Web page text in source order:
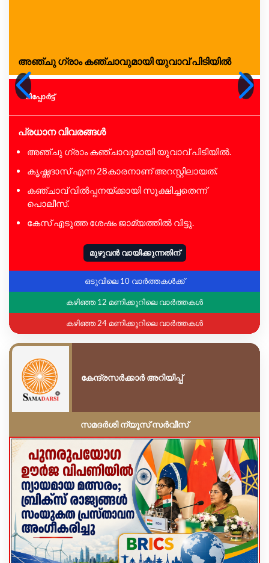
അഞ്ചു ഗ്രാം കഞ്ചാവുമായി യുവാവ് പിടിയിൽ
റിപ്പോര്‍ട്ട്
പ്രധാന വിവരങ്ങൾ
അഞ്ചു ഗ്രാം കഞ്ചാവുമായി യുവാവ് പിടിയിൽ.
കൃഷ്ണദാസ് എന്ന 28കാരനാണ് അറസ്റ്റിലായത്.
കഞ്ചാവ് വിൽപ്പനയ്ക്കായി സൂക്ഷിച്ചതെന്ന്
പൊലീസ്.
കേസ് എടുത്ത ശേഷം ജാമ്യത്തിൽ വിട്ടു.
മുഴുവൻ വായിക്കുന്നതിന്
ഒടുവിലെ 10 വാർത്തകൾക്ക്
കഴിഞ്ഞ 12 മണിക്കൂറിലെ വാർത്തകൾ
കഴിഞ്ഞ 24 മണിക്കൂറിലെ വാർത്തകൾ
കേന്ദ്രസർക്കാർ അറിയിപ്പ്
സമദർശി ന്യൂസ് സർവീസ്